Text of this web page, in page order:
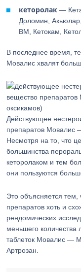
кеторолак —
Доломин,
ВМ, Кетокам,
В последнее время, те
Мовалис хвалят
Действующее
препаратов Мовалис
Несмотря на то, что
большинства
кеторолаком и тем
они пользуются
Это объясняется
препаратов хоть и
рендомических
меньшего
таблеток Мовалис —
Артрозан.